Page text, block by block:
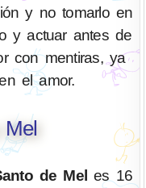
y no tomarlo en
y actuar antes de
con mentiras, ya
el amor.
de Mel es 16